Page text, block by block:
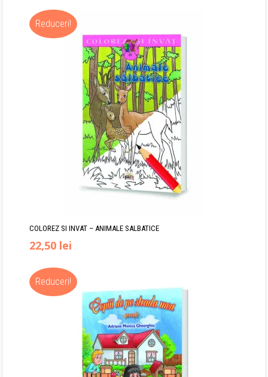
inițial
a
150,00 lei.
Reduceri!
COLOREZ SI INVAT – ANIMALE SALBATICE
Prețul
inițial
a
22,50 lei
este:
22,50 lei.
Reduceri!